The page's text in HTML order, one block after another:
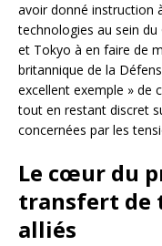
avoir donné instruction
technologies au sein
et Tokyo à en faire de
britannique de la
excellent exemple » de
tout en restant discret
concernées par les
Le cœur du
transfert de
alliés